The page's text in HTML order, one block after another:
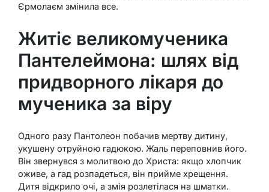
Єрмолаєм змінила все.
Житіє великомученика
Пантелеймона: шлях від
придворного лікаря до
мученика за віру
Одного разу Пантолеон побачив мертву дитину,
укушену отруйною гадюкою. Жаль переповнив його.
Він звернувся з молитвою до Христа: якщо хлопчик
оживе, а гад розпадеться, він прийме хрещення.
Дитя відкрило очі, а змія розлетілася на шматки.